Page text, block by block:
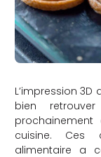
L’impression
bien
cuisine. Ces
alimentaire a